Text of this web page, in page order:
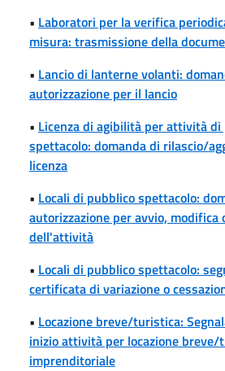
• Laboratori per la verifica
misura: trasmissione della
• Lancio di lanterne volanti:
autorizzazione per il lancio
• Licenza di agibilità per attività di
spettacolo: domanda di rilascio/
licenza
• Locali di pubblico spettacolo:
autorizzazione per avvio, modifica
dell'attività
• Locali di pubblico spettacolo:
certificata di variazione o
• Locazione breve/turistica:
inizio attività per locazione
imprenditoriale